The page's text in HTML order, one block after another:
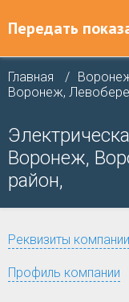
Передать
Главная
Воронеж,
Воронеж,
район,
Реквизиты компании
Профиль компании